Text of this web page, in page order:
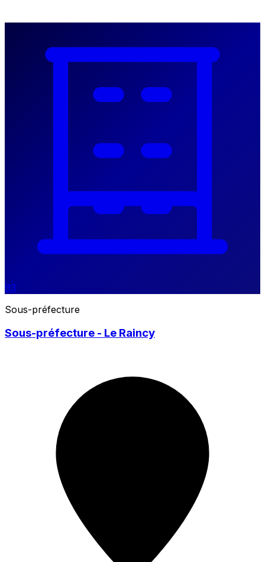
93
Sous-préfecture
Sous-préfecture - Le Raincy